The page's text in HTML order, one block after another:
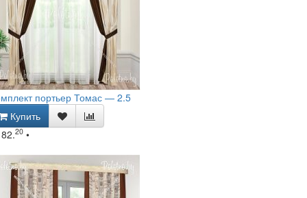
портьер Томас — 2.5
Купить
20 •